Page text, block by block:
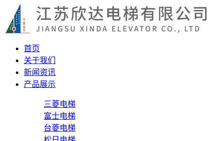
首页
关于我们
新闻资讯
产品展示
三菱电梯
富士电梯
台菱电梯